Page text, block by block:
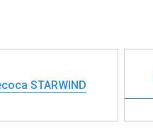
STARWIND